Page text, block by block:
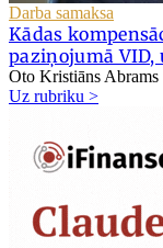
Darba samaksa
Kādas
paziņojumā VID,
Oto Kristiāns Abrams
Uz rubriku >